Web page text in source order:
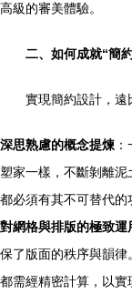
高級的審美體驗。
二、如何成就“簡
實現簡約設計，遠
深思熟慮的概念提煉
塑家一樣，不斷剝離泥
都必須有其不可替代的
對網格與排版的極致運
保了版面的秩序與韻律
都需經精密計算，以實